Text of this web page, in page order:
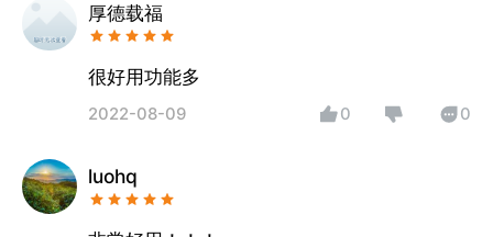
厚德载福
很好用功能多
2022-08-09 0 0
luohq